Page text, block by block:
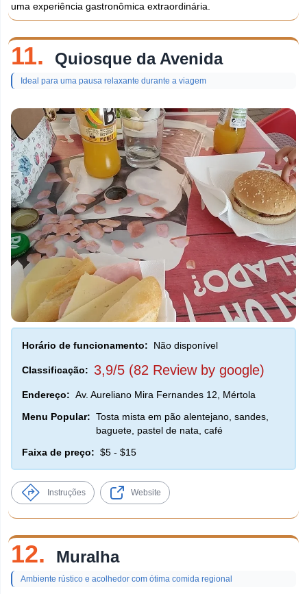
uma experiência gastronômica extraordinária.
11. Quiosque da Avenida
Ideal para uma pausa relaxante durante a viagem
Horário de funcionamento: Não disponível
Classificação: 3,9/5 (82 Review by google)
Endereço: Av. Aureliano Mira Fernandes 12, Mértola
Menu Popular: Tosta mista em pão alentejano, sandes,
baguete, pastel de nata, café
Faixa de preço: $5 - $15
Instruções Website
12. Muralha
Ambiente rústico e acolhedor com ótima comida regional